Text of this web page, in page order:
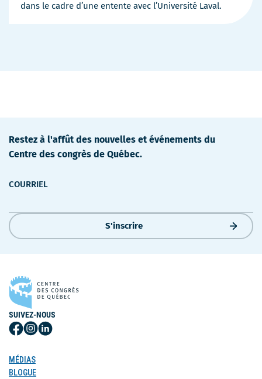
dans le cadre d’une entente avec l’Université Laval.
Restez à l'affût des nouvelles et événements du
Centre des congrès de Québec.
COURRIEL
S'inscrire
SUIVEZ-NOUS
Suivez-
sur
Facebook
Suivez-
Instagram
Suivez-
MÉDIAS
BLOGUE